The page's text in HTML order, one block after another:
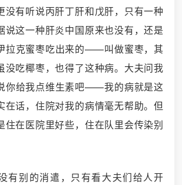
没有听说丙肝丁肝和戊肝，只有一种
说这一种肝炎中国原来也没有，还是
拉克蜜枣吃出来的——叫做蜜枣，其
没吃椰枣，也得了这种病。大夫问我
你给我点维生素吧——我的病就是这
在话，住院对我的病情毫无帮助。但
住在医院里好些，住在队里会传染别
有别的消遣，只有看大夫们给人开